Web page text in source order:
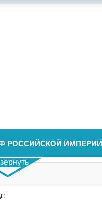
РОССИЙСКОЙ ИМПЕРИИ